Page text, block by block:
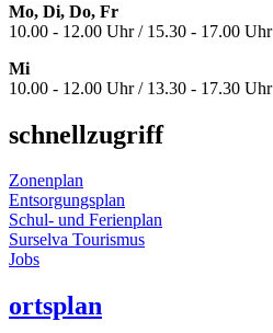
Mo, Di, Do, Fr
10.00 - 12.00 Uhr / 15.30 - 17.00 Uhr
Mi
10.00 - 12.00 Uhr / 13.30 - 17.30 Uhr
schnellzugriff
Zonenplan
Entsorgungsplan
Schul- und Ferienplan
Surselva Tourismus
Jobs
ortsplan